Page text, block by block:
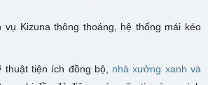
vụ Kizunathông thoáng, hệ thống mái kéo
thuật tiện ích đồng bộ, nhà xưởng xanh và